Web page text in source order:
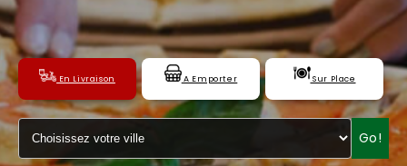
NOTRE RESTAURANT
VOS AVIS
MENTIONS LÉGALES
C.G.V
En Livraison A Emporter Sur Place
Go!